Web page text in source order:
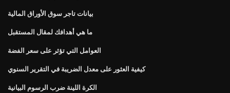
بيانات تاجر سوق الأوراق المالية
ما هي أهدافك لمقال المستقبل
العوامل التي تؤثر على سعر الفضة
كيفية العثور على معدل الضريبة في التقرير السنوي
الكرة اللينة ضرب الرسوم البيانية